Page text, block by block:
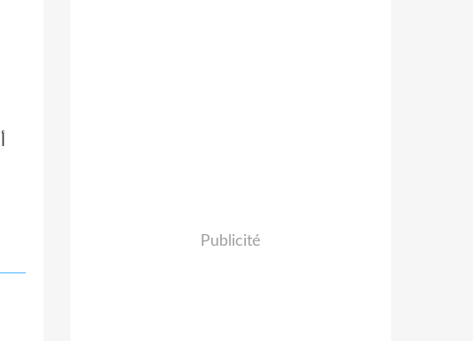
Publicité